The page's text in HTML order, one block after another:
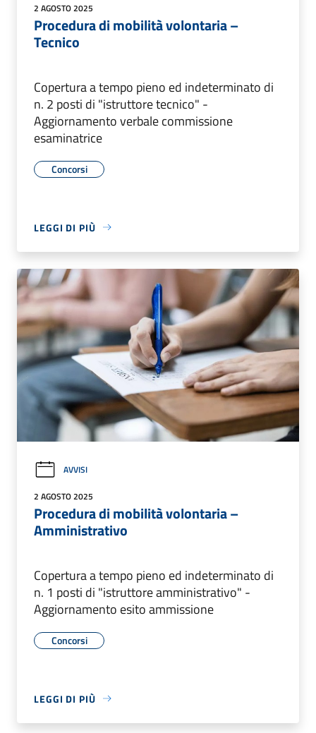
2 AGOSTO 2025
Procedura di mobilità volontaria –
Tecnico
Copertura a tempo pieno ed indeterminato di
n. 2 posti di "istruttore tecnico" -
Aggiornamento verbale commissione
esaminatrice
Concorsi
LEGGI DI PIÙ
AVVISI
2 AGOSTO 2025
Procedura di mobilità volontaria –
Amministrativo
Copertura a tempo pieno ed indeterminato di
n. 1 posti di "istruttore amministrativo" -
Aggiornamento esito ammissione
Concorsi
LEGGI DI PIÙ